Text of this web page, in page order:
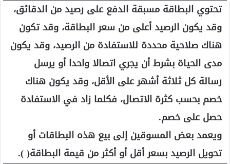
تحتوي البطاقة مسبقة الدفع على رصيد من الدقائق،
وقد يكون الرصيد أعلى من سعر البطاقة، وقد تكون
هناك صلاحية محددة للاستفادة من الرصيد، وقد يكون
مدى الحياة بشرط أن يجري اتصالا واحدا أو يرسل
رسالة كل ثلاثة أشهر على الأقل، وقد يكون هناك
خصم بحسب كثرة الاتصال، فكلما زاد في الاستفادة
حصل على خصم.
ويعمد بعض المسوقين إلى بيع هذه البطاقات أو
تحويل الرصيد بسعر أقل أو أكثر من قيمة البطاقة( ).